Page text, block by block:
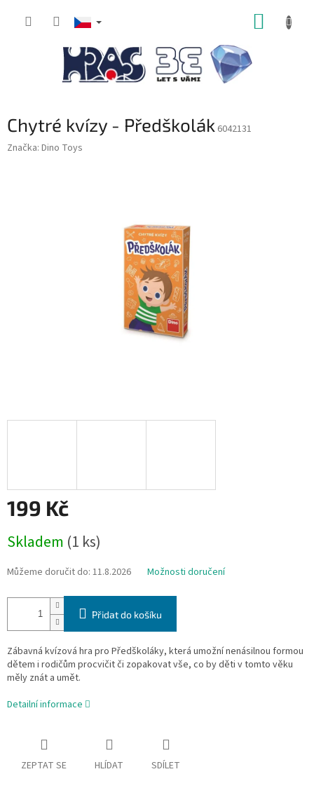
Chytré kvízy - Předškolák 6042131
Značka: Dino Toys
199 Kč
cena:
Skladem (1 ks)
Můžeme doručit do: 11.8.2026 Možnosti doručení
Přidat do košíku
Zábavná kvízová hra pro Předškoláky, která umožní nenásilnou formou
dětem i rodičům procvičit či zopakovat vše, co by děti v tomto věku
měly znát a umět.
Detailní informace
ZEPTAT SE HLÍDAT SDÍLET